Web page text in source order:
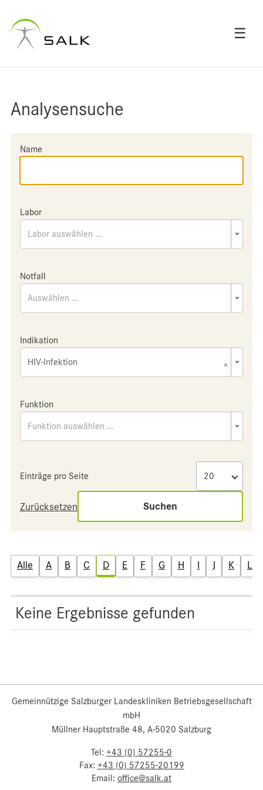
☰
Analysensuche
Name
Labor
Labor auswählen ...
Notfall
Auswählen ...
Indikation
×
HIV-Infektion
Funktion
Funktion auswählen ...
Einträge pro Seite
Zurücksetzen Suchen
Alle A B C D E F G H I J K L
Keine Ergebnisse gefunden
Gemeinnützige Salzburger Landeskliniken Betriebsgesellschaft
mbH
Müllner Hauptstraße 48, A-5020 Salzburg
Tel: +43 (0) 57255-0
Fax: +43 (0) 57255-20199
Email: office@salk.at